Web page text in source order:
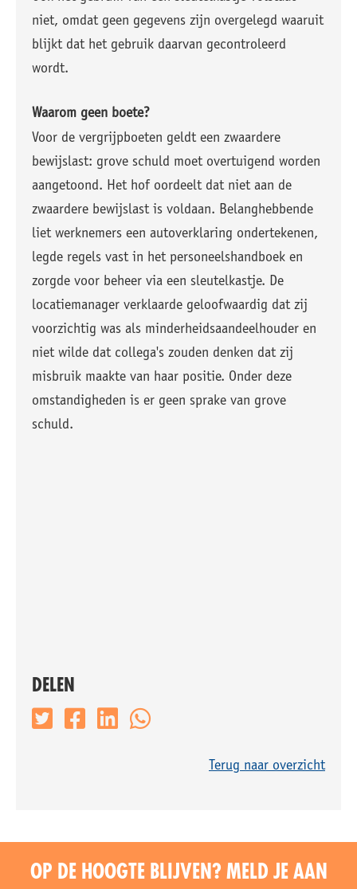
niet, omdat geen gegevens zijn overgelegd waaruit
blijkt dat het gebruik daarvan gecontroleerd
wordt.
Waarom geen boete?
Voor de vergrijpboeten geldt een zwaardere
bewijslast: grove schuld moet overtuigend worden
aangetoond. Het hof oordeelt dat niet aan de
zwaardere bewijslast is voldaan. Belanghebbende
liet werknemers een autoverklaring ondertekenen,
legde regels vast in het personeelshandboek en
zorgde voor beheer via een sleutelkastje. De
locatiemanager verklaarde geloofwaardig dat zij
voorzichtig was als minderheidsaandeelhouder en
niet wilde dat collega's zouden denken dat zij
misbruik maakte van haar positie. Onder deze
omstandigheden is er geen sprake van grove
schuld.
DELEN
Terug naar overzicht
OP DE HOOGTE BLIJVEN? MELD JE AAN